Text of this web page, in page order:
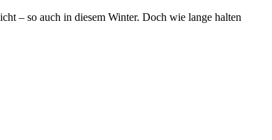
– so auch in diesem Winter. Doch wie lange halten